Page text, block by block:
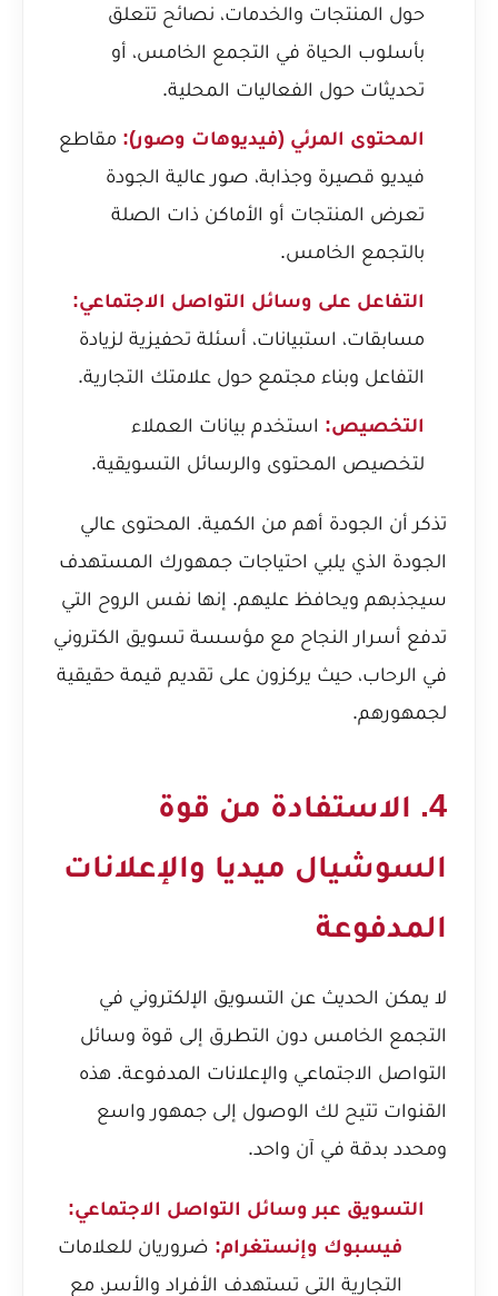
حول المنتجات والخدمات، نصائح تتعلق
بأسلوب الحياة في التجمع الخامس، أو
تحديثات حول الفعاليات المحلية.
المحتوى المرئي (فيديوهات وصور): مقاطع
فيديو قصيرة وجذابة، صور عالية الجودة
تعرض المنتجات أو الأماكن ذات الصلة
بالتجمع الخامس.
التفاعل على وسائل التواصل الاجتماعي:
مسابقات، استبيانات، أسئلة تحفيزية لزيادة
التفاعل وبناء مجتمع حول علامتك التجارية.
التخصيص: استخدم بيانات العملاء
لتخصيص المحتوى والرسائل التسويقية.
تذكر أن الجودة أهم من الكمية. المحتوى عالي
الجودة الذي يلبي احتياجات جمهورك المستهدف
سيجذبهم ويحافظ عليهم. إنها نفس الروح التي
تدفع أسرار النجاح مع مؤسسة تسويق الكتروني
في الرحاب، حيث يركزون على تقديم قيمة حقيقية
لجمهورهم.
4. الاستفادة من قوة
السوشيال ميديا والإعلانات
المدفوعة
لا يمكن الحديث عن التسويق الإلكتروني في
التجمع الخامس دون التطرق إلى قوة وسائل
التواصل الاجتماعي والإعلانات المدفوعة. هذه
القنوات تتيح لك الوصول إلى جمهور واسع
ومحدد بدقة في آن واحد.
التسويق عبر وسائل التواصل الاجتماعي:
فيسبوك وإنستغرام: ضروريان للعلامات
التجارية التي تستهدف الأفراد والأسر، مع